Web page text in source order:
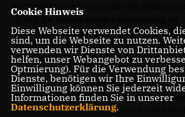
verbindlichen und kostenfreien
Sondierungspapier gehen wir fest von
aus. Wir begrüßen diesen wichtigen Schritt
der frühkindlichen Bildung ausdrücklich.
Hierdurch rechnen wir absehbar mit einer
Entlastung für die Stadt Ulm, wenn das
das letzte Kitajahr übernimmt. Anstatt die
Cookie Hinweis
Diese Webseite verwendet Cookies,
sind, um die Webseite zu nutzen.
verwenden wir Dienste von
helfen, unser Webangebot zu
Optmierung). Für die Verwendung
Dienste, benötigen wir Ihre
Einwilligung können Sie jederzeit
Informationen finden Sie in unserer
Datenschutzerklärung.